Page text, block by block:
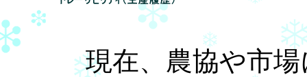
現在、農協や市場に